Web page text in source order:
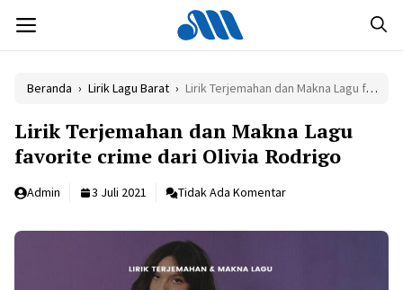
isi
MENU
Beranda › Lirik Lagu Barat › Lirik Terjemahan dan Makna Lagu favorite crime dari Olivia Rodrigo
Lirik Terjemahan dan Makna Lagu
favorite crime dari Olivia Rodrigo
Admin 3 Juli 2021 Tidak Ada Komentar